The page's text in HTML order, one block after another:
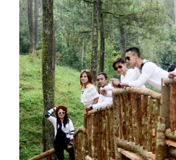
1. The Trans Luxury Hotel
yang merupakan pusat kota
Bandung ini mendapat
Bandung yang paling baik. Ada
ditawarkan, antara lain:
pagi, club premier, premier